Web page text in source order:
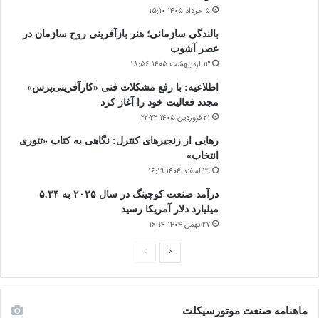
۵ خرداد ۱۴۰۵ ۱۵:۱۰
بالندگی سازمانی؛ هنر بازآفرینی روح سازمان در
عصر آشوب
۱۳ اردیبهشت ۱۴۰۵ ۱۸:۵۶
اطلاعیه: با رفع مشکلات فنی «کارآفرینی‌پرس»
مجدد فعالیت خود را آغاز کرد
۲۱ فروردین ۱۴۰۵ ۲۲:۲۲
رهایی از زنجیرهای کنترل: نگاهی به کتاب «تئوری
انتخاب»
۲۹ اسفند ۱۴۰۴ ۱۶:۱۹
درآمد صنعت کوچینگ در سال ۲۰۲۵ به ۵.۳۴
میلیارد دلار آمریکا رسید
۲۷ بهمن ۱۴۰۴ ۱۶:۱۴
صفحه
صفحه
ماهنامه صنعت موتورسیکلت